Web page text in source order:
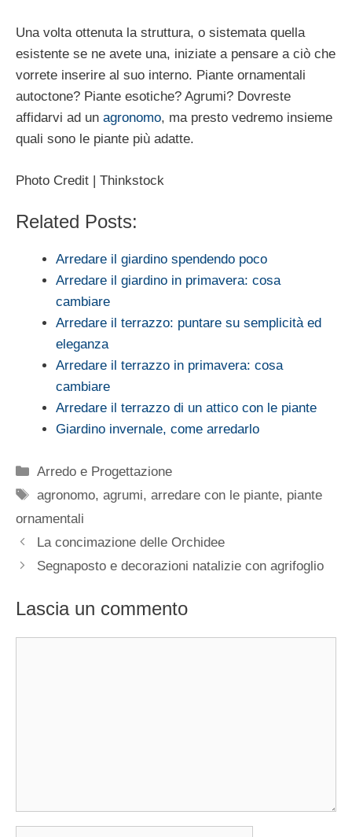
Una volta ottenuta la struttura, o sistemata quella
esistente se ne avete una, iniziate a pensare a ciò che
vorrete inserire al suo interno. Piante ornamentali
autoctone? Piante esotiche? Agrumi? Dovreste
affidarvi ad un agronomo, ma presto vedremo insieme
quali sono le piante più adatte.
Photo Credit | Thinkstock
Related Posts:
Arredare il giardino spendendo poco
Arredare il giardino in primavera: cosa
cambiare
Arredare il terrazzo: puntare su semplicità ed
eleganza
Arredare il terrazzo in primavera: cosa
cambiare
Arredare il terrazzo di un attico con le piante
Giardino invernale, come arredarlo
Categorie
Arredo e Progettazione
Tag
agronomo,agrumi,arredare con le piante, piante
ornamentali
La concimazione delle Orchidee
Segnaposto e decorazioni natalizie con agrifoglio
Lascia un commento